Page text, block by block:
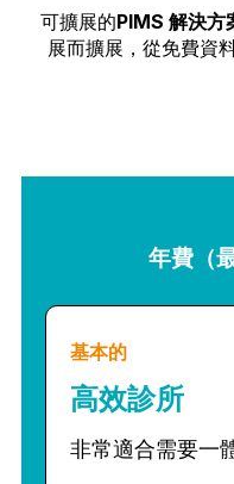
可擴展的PIMS 解決方
展而擴展，從免費資
年費（
基本的
高效診所
非常適合需要一